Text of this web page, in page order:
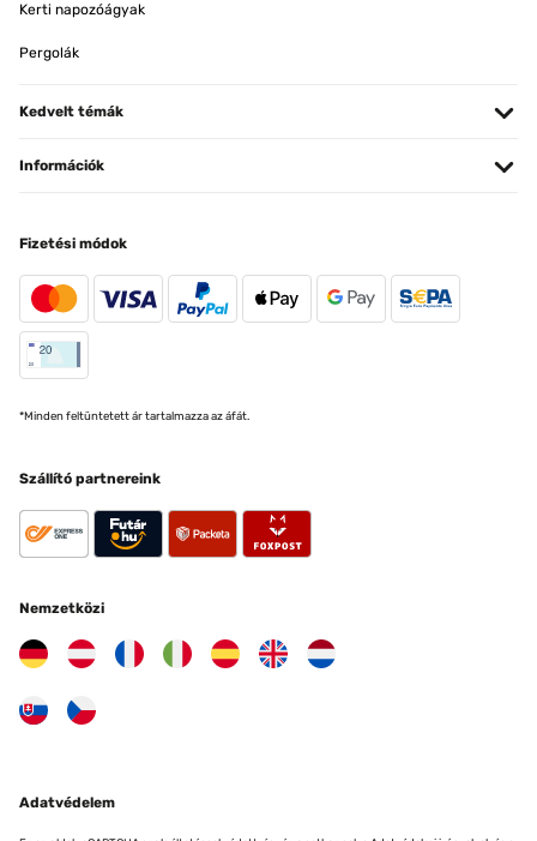
Kerti napozóágyak
Pergolák
Kedvelt témák
Információk
Fizetési módok
*Minden feltüntetett ár tartalmazza az áfát.
Szállító partnereink
Nemzetközi
Adatvédelem